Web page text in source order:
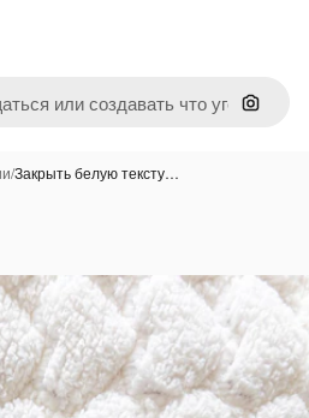
Поиск
/Закрыть белую тексту…